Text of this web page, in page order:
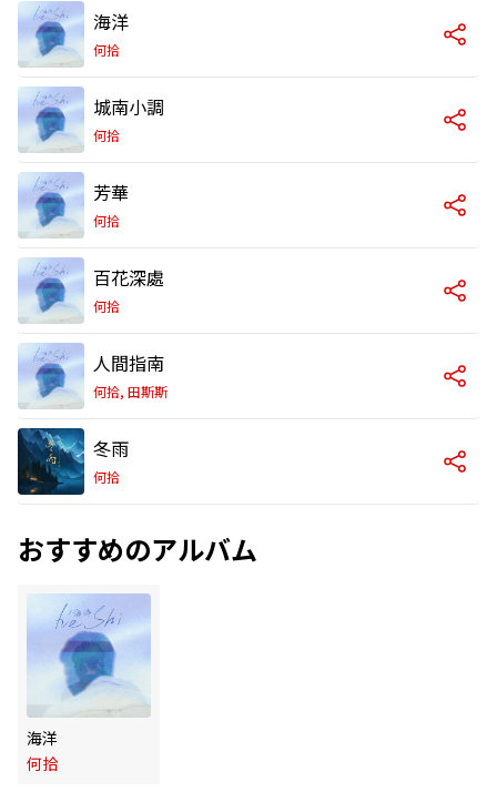
海洋
何拾
城南小調
何拾
芳華
何拾
百花深處
何拾
人間指南
何拾, 田斯斯
冬雨
何拾
おすすめのアルバム
海洋
何拾